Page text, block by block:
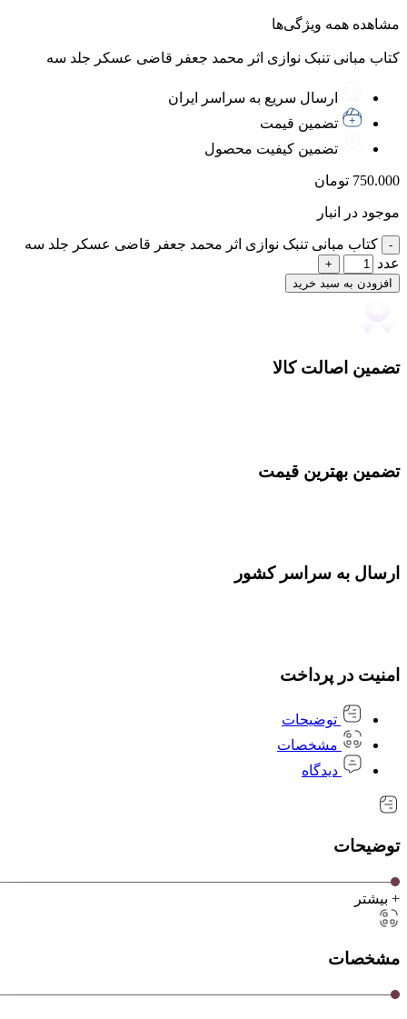
مشاهده همه ویژگی‌ها
کتاب مبانی تنبک نوازی اثر محمد جعفر قاضی عسکر جلد سه
ارسال سریع به سراسر ایران
تضمین قیمت
تضمین کیفیت محصول
750.000 تومان
موجود در انبار
کتاب مبانی تنبک نوازی اثر محمد جعفر قاضی عسکر جلد سه
عدد
افزودن به سبد خرید
تضمین اصالت کالا
تضمین بهترین قیمت
ارسال به سراسر کشور
امنیت در پرداخت
توضیحات
مشخصات
دیدگاه
توضیحات
+ بیشتر
مشخصات